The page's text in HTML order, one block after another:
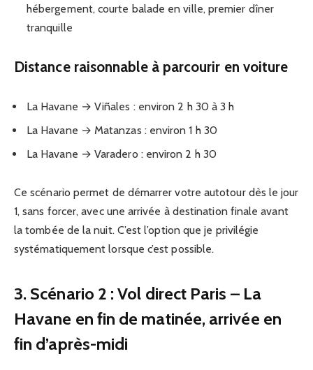
hébergement, courte balade en ville, premier dîner
tranquille
Distance raisonnable à parcourir en voiture
La Havane → Viñales : environ 2 h 30 à 3 h
La Havane → Matanzas : environ 1 h 30
La Havane → Varadero : environ 2 h 30
Ce scénario permet de démarrer votre autotour dès le jour
1, sans forcer, avec une arrivée à destination finale avant
la tombée de la nuit. C’est l’option que je privilégie
systématiquement lorsque c’est possible.
3. Scénario 2 : Vol direct Paris – La
Havane en fin de matinée, arrivée en
fin d’après-midi